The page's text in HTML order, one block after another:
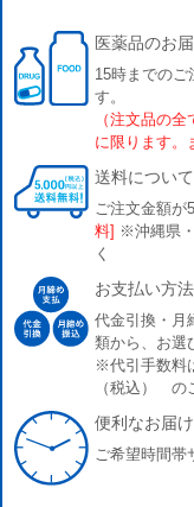
医薬品のお
15時までのご
す。
（注文品の
に限ります。
送料について
ご注文金額が
料] ※沖縄県
く
お支払い方法
代金引換・月
類から、お選
※代引手数料
（税込） の
便利なお届
ご希望時間帯